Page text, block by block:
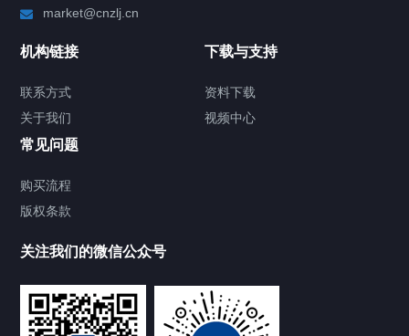
TCU温度控制单元
Chiller气体控温系统
Chamber试验箱
market@cnzlj.cn
机构链接
联系方式
关于我们
下载与支持
资料下载
视频中心
常见问题
购买流程
版权条款
关注我们的微信公众号